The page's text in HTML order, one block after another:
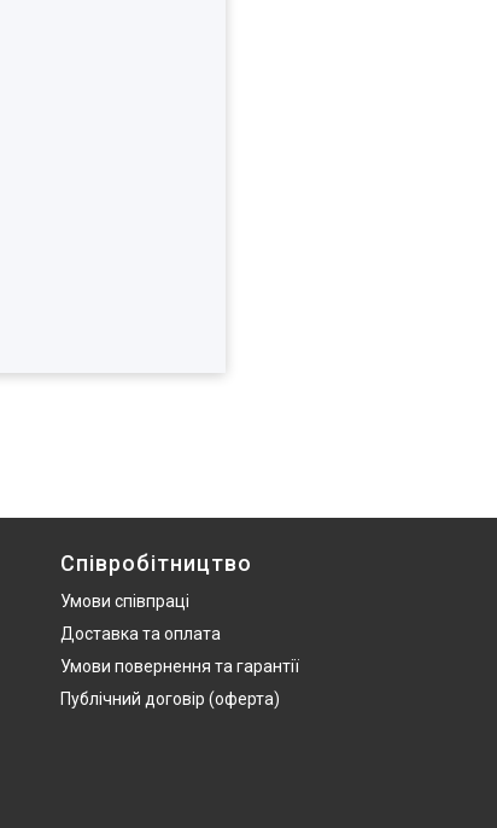
Співробітництво
Умови співпраці
Доставка та оплата
Умови повернення та гарантії
Публічний договір (оферта)